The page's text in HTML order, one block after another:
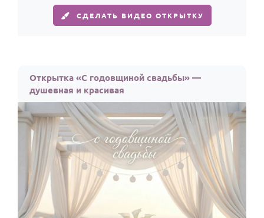
СДЕЛАТЬ ВИДЕО ОТКРЫТКУ
Открытка «С годовщиной свадьбы» —
душевная и красивая